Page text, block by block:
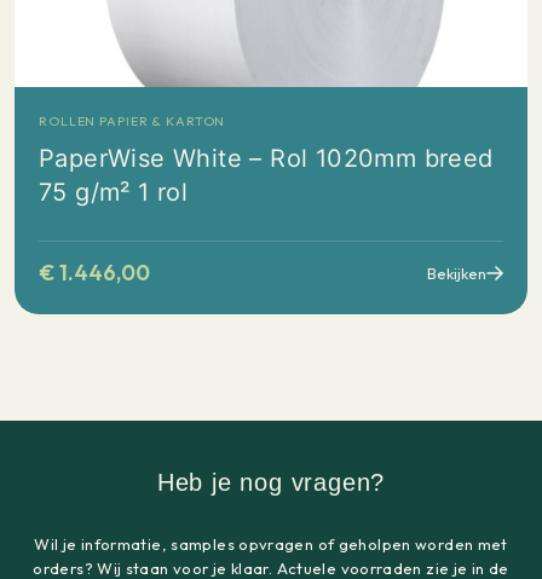
ROLLEN PAPIER & KARTON
PaperWise White – Rol 1020mm breed
75 g/m² 1 rol
€1.446,00 Bekijken
Heb je nog vragen?
Wil je informatie, samples opvragen of geholpen worden met
orders? Wij staan voor je klaar. Actuele voorraden zie je in de